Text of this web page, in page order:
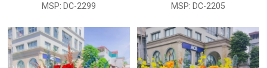
MSP: DC-2299 MSP: DC-2205